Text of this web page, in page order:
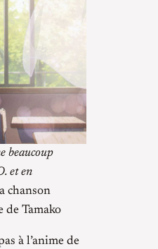
beaucoup
et en
chanson
de Tamako
à l’anime de